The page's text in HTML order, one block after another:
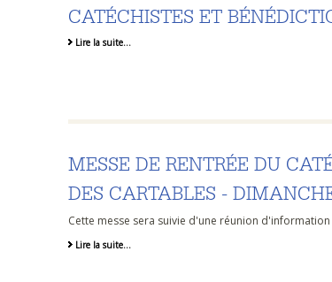
CATÉCHISTES ET
Lire la suite…
MESSE DE RENTRÉE DU
DES CARTABLES -
Cette messe sera suivie d'une réunion
Lire la suite…